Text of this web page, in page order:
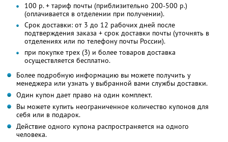
100 р. + тариф почты (приблизительно 200-500 р.)
(оплачивается в отделении при получении).
Срок доставки: от 3 до 12 рабочих дней после
подтверждения заказа + срок доставки почты (уточнять в
отделениях или по телефону почты России).
при покупке трех (3) и более товаров доставка
осуществляется бесплатно.
Более подробную информацию вы можете получить у
менеджера или узнать у выбранной вами службы доставки.
Один купон дает право на один комплект.
Вы можете купить неограниченное количество купонов для
себя или в подарок.
Действие одного купона распространяется на одного
человека.